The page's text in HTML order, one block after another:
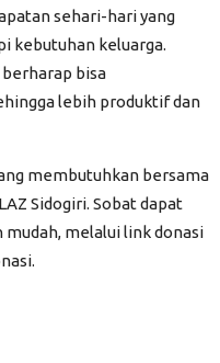
sehari-hari yang
kebutuhan keluarga.
berharap bisa
lebih produktif dan
membutuhkan bersama
Sidogiri. Sobat dapat
melalui link donasi